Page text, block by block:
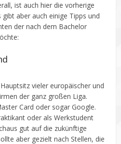
ist auch hier die vorherige
gibt aber auch einige Tipps und
der nach dem Bachelor
vieler europäischer und
der ganz großen Liga.
Card oder sogar Google.
oder als Werkstudent
gut auf die zukünftige
aber gezielt nach Stellen, die